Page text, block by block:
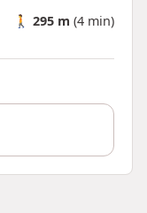
🚶 295 m (4 min)